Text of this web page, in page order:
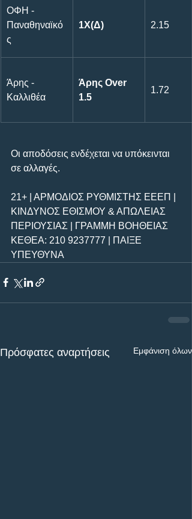
ΟΦΗ -
Παναθηναϊκό
ς
1Χ(Δ) 2.15
Άρης -
Καλλιθέα
Άρης Over
1.5
1.72
Οι αποδόσεις ενδέχεται να υπόκεινται
σε αλλαγές.
21+ | ΑΡΜΟΔΙΟΣ ΡΥΘΜΙΣΤΗΣ ΕΕΕΠ |
ΚΙΝΔΥΝΟΣ ΕΘΙΣΜΟΥ & ΑΠΩΛΕΙΑΣ
ΠΕΡΙΟΥΣΙΑΣ | ΓΡΑΜΜΗ ΒΟΗΘΕΙΑΣ
ΚΕΘΕΑ: 210 9237777 | ΠΑΙΞΕ
ΥΠΕΥΘΥΝΑ
Πρόσφατες αναρτήσεις Εμφάνιση όλων